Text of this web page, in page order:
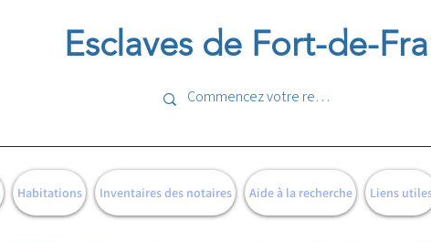
Esclaves de Fort-de-
Habitations Inventaires des notaires Aide à la recherche Liens